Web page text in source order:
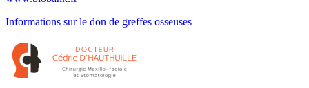
Informations sur le don de greffes osseuses